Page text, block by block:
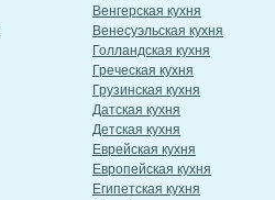
Венгерская кухня
Венесуэльская кухня
Голландская кухня
Греческая кухня
Грузинская кухня
Датская кухня
Детская кухня
Еврейская кухня
Европейская кухня
Египетская кухня